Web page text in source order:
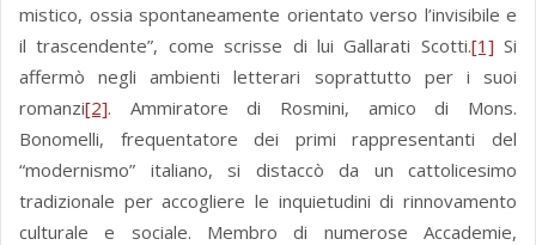
mistico, ossia spontaneamente orientato verso l’invisibile e
il trascendente”, come scrisse di lui Gallarati Scotti.[1] Si
affermò negli ambienti letterari soprattutto per i suoi
romanzi[2]. Ammiratore di Rosmini, amico di Mons.
Bonomelli, frequentatore dei primi rappresentanti del
“modernismo” italiano, si distaccò da un cattolicesimo
tradizionale per accogliere le inquietudini di rinnovamento
culturale e sociale. Membro di numerose Accademie,